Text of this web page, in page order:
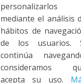
personalizarlos
mediante el análisis
hábitos de
de los usuarios.
continúa
consideramos
acepta su uso.